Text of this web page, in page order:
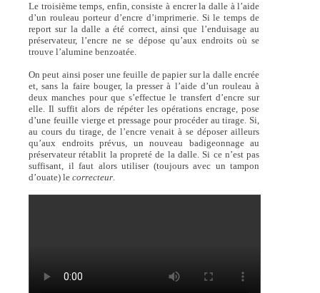
Le troisième temps, enfin, consiste à encrer la dalle à l’aide
d’un rouleau porteur d’encre d’imprimerie. Si le temps de
report sur la dalle a été correct, ainsi que l’enduisage au
préservateur, l’encre ne se dépose qu’aux endroits où se
trouve l’alumine benzoatée.
On peut ainsi poser une feuille de papier sur la dalle encrée
et, sans la faire bouger, la presser à l’aide d’un rouleau à
deux manches pour que s’effectue le transfert d’encre sur
elle. Il suffit alors de répéter les opérations encrage, pose
d’une feuille vierge et pressage pour procéder au tirage. Si,
au cours du tirage, de l’encre venait à se déposer ailleurs
qu’aux endroits prévus, un nouveau badigeonnage au
préservateur rétablit la propreté de la dalle. Si ce n’est pas
suffisant, il faut alors utiliser (toujours avec un tampon
d’ouate) le correcteur.